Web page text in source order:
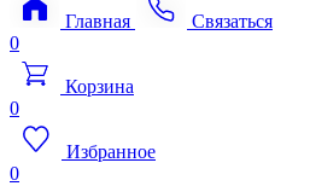
Главная
Связаться
0
Корзина
0
Избранное
0